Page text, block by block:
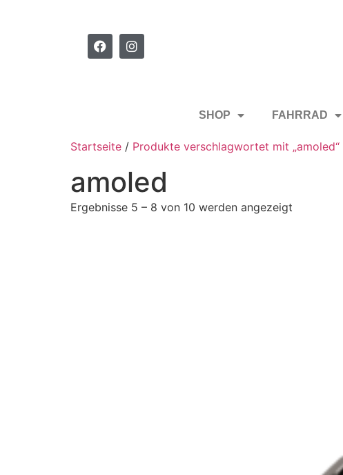
SHOP FAHRRAD
Startseite / Produkte verschlagwortet mit „amoled“
amoled
Ergebnisse 5 – 8 von 10 werden angezeigt